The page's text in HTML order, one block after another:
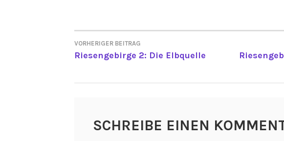
BEITRAGSNAVIGATION
VORHERIGER BEITRAG
Riesengebirge 2: Die Elbquelle
SCHREIBE EINEN